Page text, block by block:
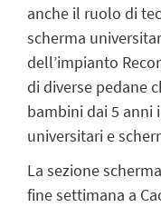
anche il ruolo di
scherma
dell’impianto
di diverse pedane
bambini dai 5 anni
universitari e
La sezione
fine settimana a